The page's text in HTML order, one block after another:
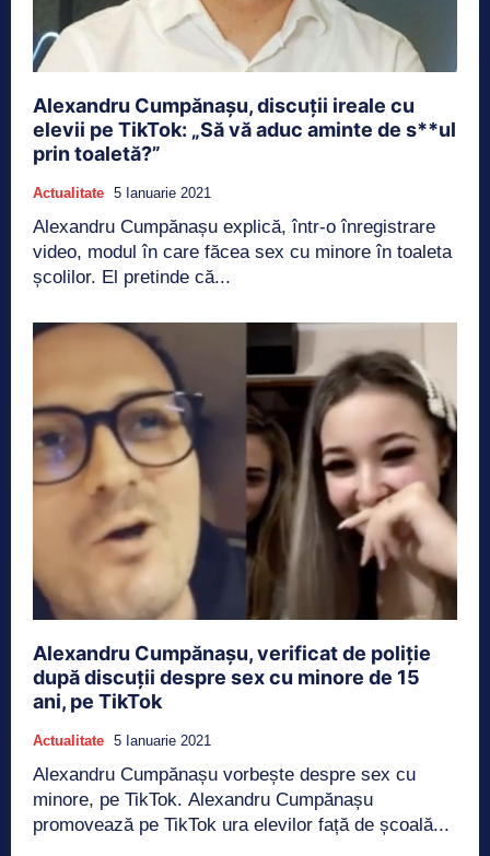
Alexandru Cumpănașu, discuții ireale cu
elevii pe TikTok: „Să vă aduc aminte de s**ul
prin toaletă?”
Actualitate 5 Ianuarie 2021
Alexandru Cumpănașu explică, într-o înregistrare
video, modul în care făcea sex cu minore în toaleta
școlilor. El pretinde că...
Alexandru Cumpănașu, verificat de poliție
după discuții despre sex cu minore de 15
ani, pe TikTok
Actualitate 5 Ianuarie 2021
Alexandru Cumpănașu vorbește despre sex cu
minore, pe TikTok. Alexandru Cumpănașu
promovează pe TikTok ura elevilor față de școală...